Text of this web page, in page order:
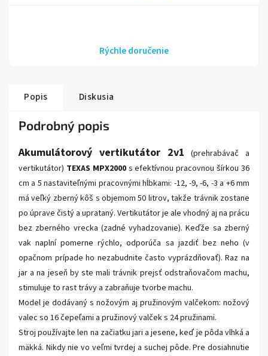
Rýchle doručenie
Popis Diskusia
Podrobný popis
Akumulátorový vertikutátor 2v1
(prehrabávač a
vertikutátor) TEXAS MPX2000s efektívnou pracovnou šírkou 36
cm a 5 nastaviteľnými pracovnými hĺbkami: -12, -9, -6, -3 a +6 mm
má veľký zberný kôš s objemom 50 litrov, takže trávnik zostane
po úprave čistý a uprataný. Vertikutátor je ale vhodný aj na prácu
bez zberného vrecka (zadné vyhadzovanie). Keďže sa zberný
vak naplní pomerne rýchlo, odporúča sa jazdiť bez neho (v
opačnom prípade ho nezabudnite často vyprázdňovať). Raz na
jar a na jeseň by ste mali trávnik prejsť odstraňovačom machu,
stimuluje to rast trávy a zabraňuje tvorbe machu.
Model je dodávaný s nožovým aj pružinovým valčekom: nožový
valec so 16 čepeľami a pružinový valček s 24 pružinami.
Stroj používajte len na začiatku jari a jesene, keď je pôda vlhká a
mäkká. Nikdy nie vo veľmi tvrdej a suchej pôde. Pre dosiahnutie